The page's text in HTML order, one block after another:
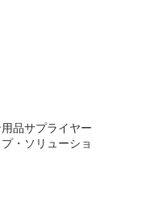
品サプライヤー
・ソリューショ